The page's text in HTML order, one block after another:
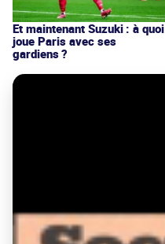
Et maintenant Suzuki : à quoi
joue Paris avec ses
gardiens ?